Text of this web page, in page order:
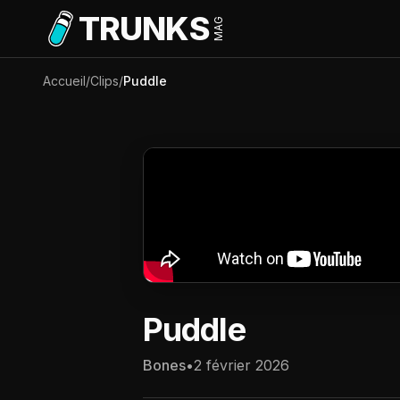
Aller au contenu principal
TRUNKSMAG
Accueil/Clips/Puddle
Puddle
Bones•2 février 2026